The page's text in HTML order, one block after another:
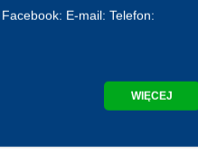
E-mail: Telefon:
WIĘCEJ